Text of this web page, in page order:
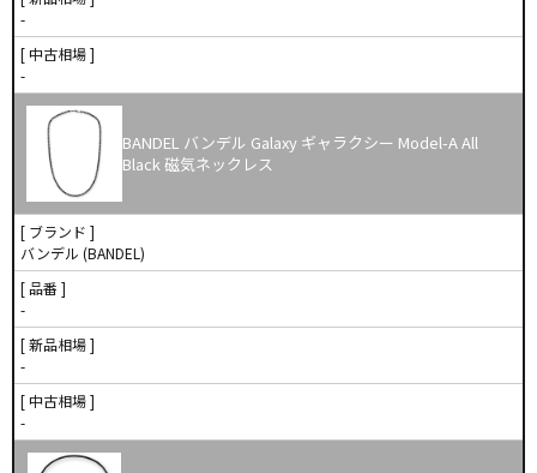
-
[ 中古相場 ]
-
BANDEL バンデル Galaxy ギャラクシー Model-A All
Black 磁気ネックレス
[ ブランド ]
バンデル (BANDEL)
[ 品番 ]
-
[ 新品相場 ]
-
[ 中古相場 ]
-